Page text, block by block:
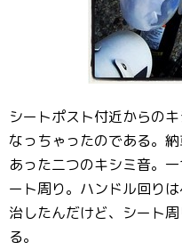
シートポスト付近からの
なっちゃったのである。
あった二つのキシミ音。
ート周り。ハンドル回り
治したんだけど、シート
る。